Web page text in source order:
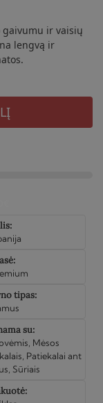
gaivumu ir vaisių
lengvą ir
tipas:
su:
Mėsos
Patiekalai ant
Sūriais